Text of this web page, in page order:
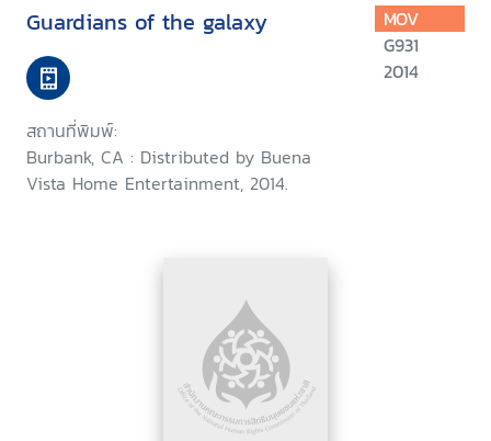
Guardians of the galaxy
สถานที่พิมพ์:
Burbank, CA : Distributed by Buena
Vista Home Entertainment, 2014.
MOV
G931
2014